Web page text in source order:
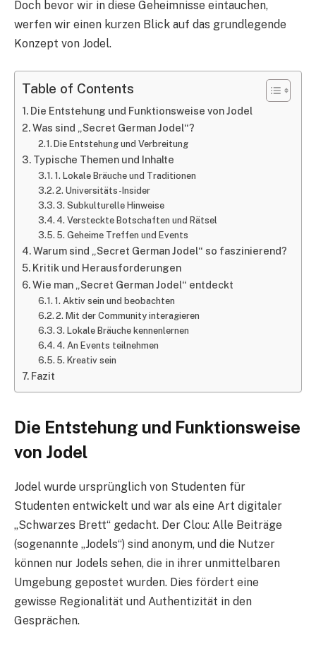
Doch bevor wir in diese Geheimnisse eintauchen,
werfen wir einen kurzen Blick auf das grundlegende
Konzept von Jodel.
Table of Contents
Die Entstehung und Funktionsweise von Jodel
Was sind „Secret German Jodel“?
Die Entstehung und Verbreitung
Typische Themen und Inhalte
1. Lokale Bräuche und Traditionen
2. Universitäts-Insider
3. Subkulturelle Hinweise
4. Versteckte Botschaften und Rätsel
5. Geheime Treffen und Events
Warum sind „Secret German Jodel“ so faszinierend?
Kritik und Herausforderungen
Wie man „Secret German Jodel“ entdeckt
1. Aktiv sein und beobachten
2. Mit der Community interagieren
3. Lokale Bräuche kennenlernen
4. An Events teilnehmen
5. Kreativ sein
Fazit
Die Entstehung und Funktionsweise
von Jodel
Jodel wurde ursprünglich von Studenten für
Studenten entwickelt und war als eine Art digitaler
„Schwarzes Brett“ gedacht. Der Clou: Alle Beiträge
(sogenannte „Jodels“) sind anonym, und die Nutzer
können nur Jodels sehen, die in ihrer unmittelbaren
Umgebung gepostet wurden. Dies fördert eine
gewisse Regionalität und Authentizität in den
Gesprächen.